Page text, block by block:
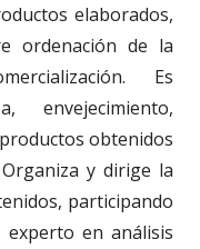
elaborados,
ordenación de la
Es
envejecimiento,
obtenidos
y dirige la
participando
experto en análisis